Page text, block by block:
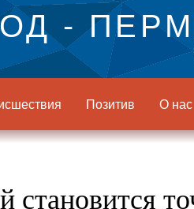
-
Позитив О нас
становится